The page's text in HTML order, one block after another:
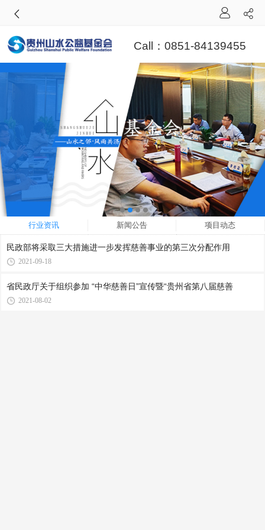
Call：0851-84139455
行业资讯 新闻公告 项目动态
民政部将采取三大措施进一步发挥慈善事业的第三次分配作用
2021-09-18
省民政厅关于组织参加 “中华慈善日”宣传暨“贵州省第八届慈善
2021-08-02